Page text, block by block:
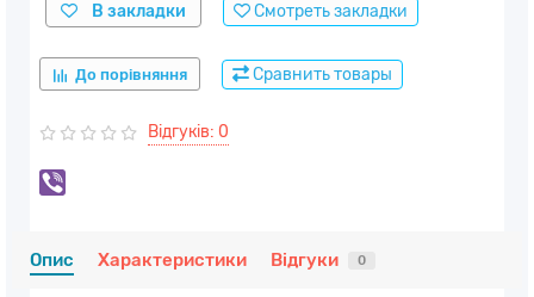
В закладки Смотреть закладки
До порівняння Сравнить товары
Відгуків: 0
Опис Характеристики Відгуки 0